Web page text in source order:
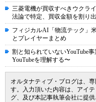
三菱電機が買収すべきウクラ
法論で特定、買収金額を割り
フィジカルAI「物流テック」
とプレイヤーまとめ
割と知られていないYouTube
YouTubeを理解する〜
オルタナティブ・ブログは、
す。入力頂いた内容は、アイ
グ、及び本記事執筆会社に提供